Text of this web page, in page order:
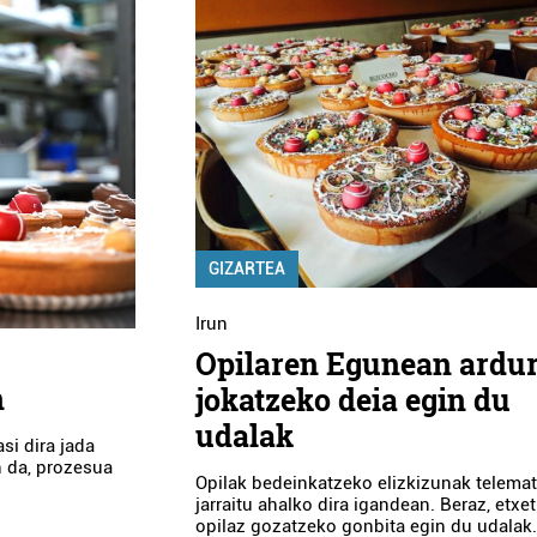
dira jada
prozesua
GIZARTEA
Irun
Opilaren Egunean
jokatzeko deia egin du
udalak
Opilak bedeinkatzeko elizkizunak
jarraitu ahalko dira igandean. Beraz,
opilaz gozatzeko gonbita egin du udalak.